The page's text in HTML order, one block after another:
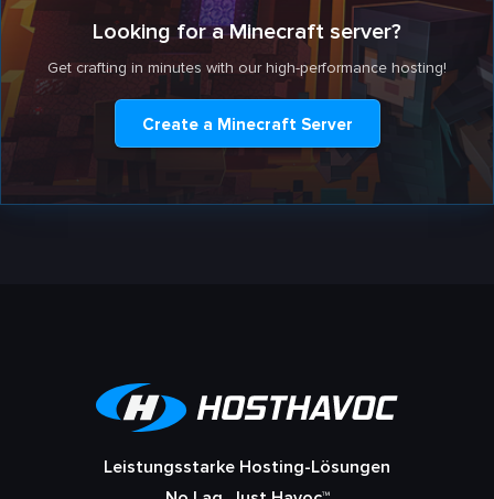
Looking for a Minecraft server?
Get crafting in minutes with our high-performance hosting!
Create a Minecraft Server
Leistungsstarke Hosting-Lösungen